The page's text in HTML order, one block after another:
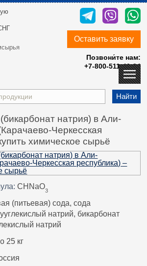
Оставить заявку
Позвони́те нам:
+7-800-511-40-24
Найти
натрия) в Али-
Черкесская
химическое сырьё
CHNaO3
(питьевая) сода, сода
натрий, бикарбонат
натрий
25 кг